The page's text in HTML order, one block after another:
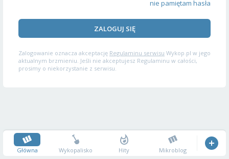
nie pamiętam hasła
ZALOGUJ SIĘ
Zalogowanie oznacza akceptację Regulaminu serwisu Wykop.pl w jego
aktualnym brzmieniu. Jeśli nie akceptujesz Regulaminu w całości,
prosimy o niekorzystanie z serwisu.
Główna Wykopalisko Hity Mikroblog